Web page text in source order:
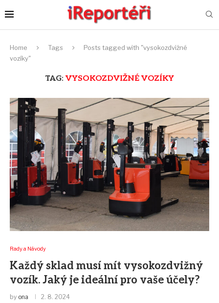
Home Tags
Posts tagged with "vysokozdvižné
vozíky"
TAG: VYSOKOZDVIŽNÉ VOZÍKY
Rady a Návody
Každý sklad musí mít vysokozdvižný
vozík. Jaký je ideální pro vaše účely?
by ona 2. 8. 2024